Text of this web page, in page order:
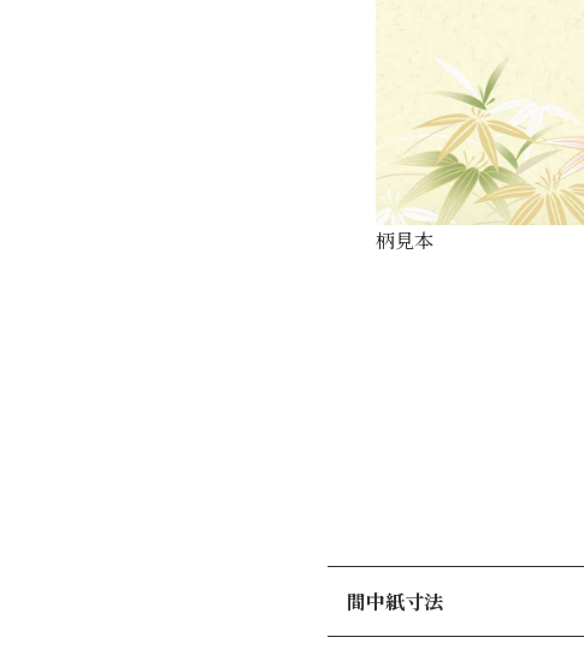
柄見本
間中紙寸法